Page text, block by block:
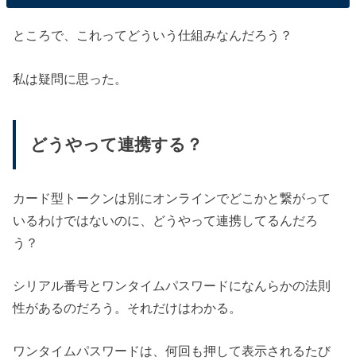
ところで、これってどういう仕組みなんだろう？
私は疑問に思った。
どうやって連携する？
カード型トークンは別にオンラインでどこかと繋がって
いるわけではないのに、どうやって連携してるんだろ
う？
シリアル番号とワンタイムパスワードになんらかの法則
性があるのだろう。それだけはわかる。
ワンタイムパスワードは、何回も押して表示されるたび